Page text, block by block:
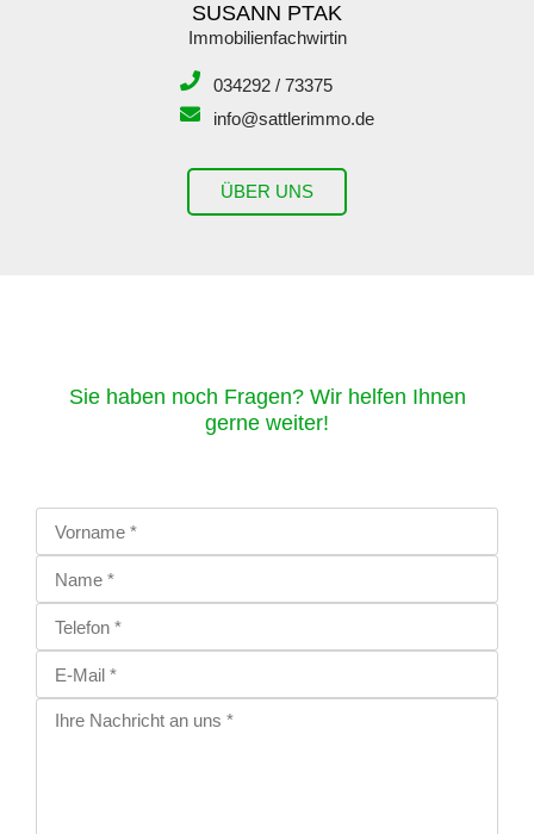
SUSANN PTAK
Immobilienfachwirtin
034292 / 73375
info@sattlerimmo.de
ÜBER UNS
Sie haben noch Fragen? Wir helfen Ihnen
gerne weiter!​